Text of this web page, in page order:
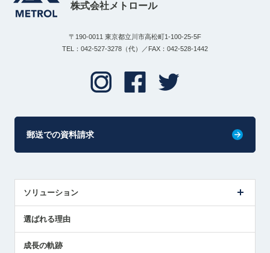
株式会社メトロール
〒190-0011 東京都立川市高松町1-100-25-5F
TEL：042-527-3278（代）／FAX：042-528-1442
郵送での資料請求
ソリューション
解決策提案
選ばれる理由
成長の軌跡